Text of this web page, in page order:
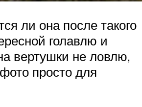
ли она после такого
голавлю и
вертушки не ловлю,
просто для